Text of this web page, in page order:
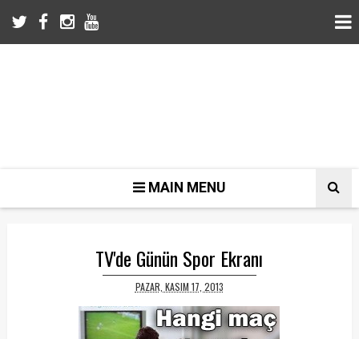
MAIN MENU
TV'de Günün Spor Ekranı
PAZAR, KASIM 17, 2013